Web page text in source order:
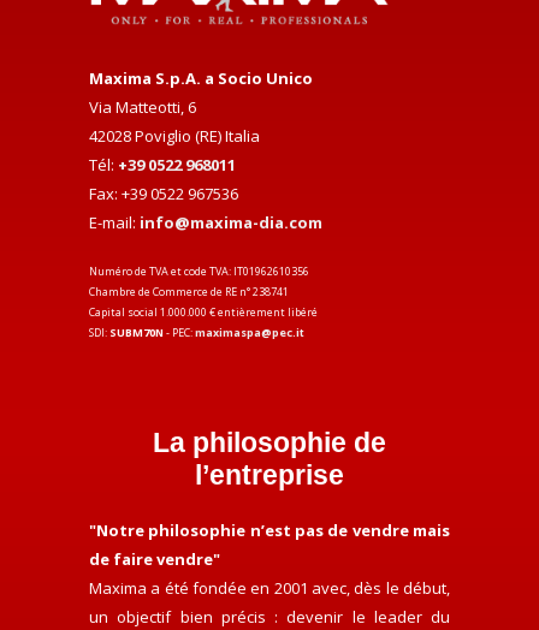
Maxima S.p.A. a Socio Unico
Via Matteotti, 6
42028 Poviglio (RE) Italia
Tél: +39 0522 968011
Fax: +39 0522 967536
E-mail: info@maxima-dia.com
Numéro de TVA et code TVA: IT01962610356
Chambre de Commerce de RE n° 238741
Capital social 1.000.000 € entièrement libéré
SDI: SUBM70N - PEC:maximaspa@pec.it
La philosophie de
l’entreprise
"Notre philosophie n’est pas de vendre mais
de faire vendre"
Maxima a été fondée en 2001 avec, dès le début,
un objectif bien précis : devenir le leader du